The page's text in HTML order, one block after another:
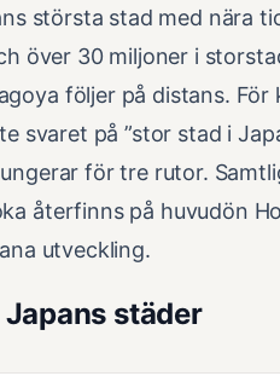
största stad med nära
över 30 miljoner i
följer på distans. För
svaret på ”stor stad i
för tre rutor.
återfinns på huvudön
utveckling.
städer